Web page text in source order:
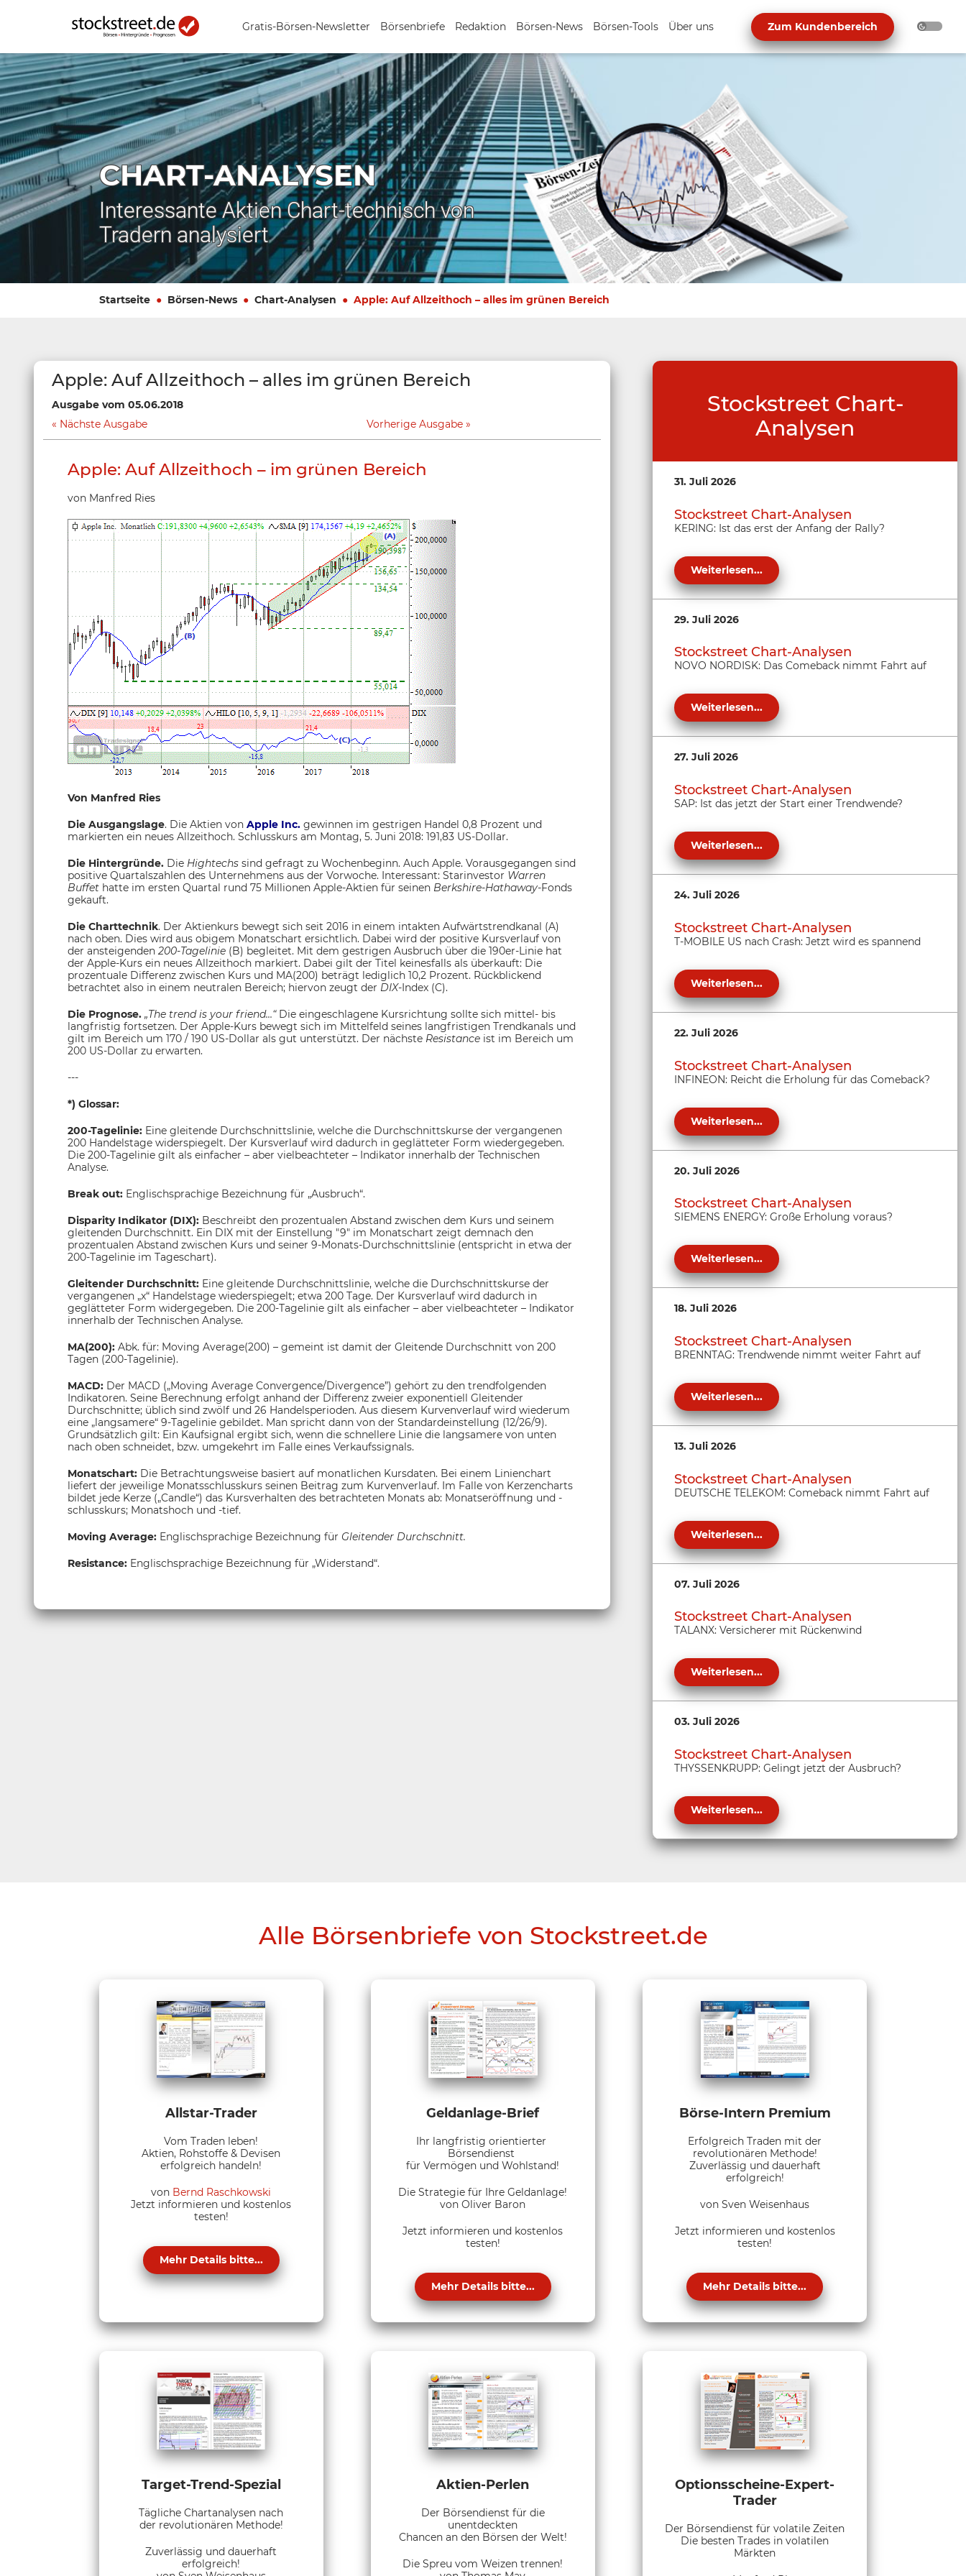
Gratis-Börsen-Newsletter Börsenbriefe Redaktion Börsen-News Börsen-Tools Über uns Zum Kundenbereich
CHART-ANALYSEN
Interessante Aktien Chart-technisch von
Tradern analysiert
Startseite Börsen-News Chart-Analysen Apple: Auf Allzeithoch – alles im grünen Bereich
Apple: Auf Allzeithoch – alles im grünen Bereich
Ausgabe vom 05.06.2018
Nächste Ausgabe
Vorherige Ausgabe
Apple: Auf Allzeithoch – im grünen Bereich
von Manfred Ries
Von Manfred Ries
Die Ausgangslage. Die Aktien von Apple Inc. gewinnen im gestrigen Handel 0,8 Prozent und
markierten ein neues Allzeithoch. Schlusskurs am Montag, 5. Juni 2018: 191,83 US-Dollar.
Die Hintergründe. Die Hightechs sind gefragt zu Wochenbeginn. Auch Apple. Vorausgegangen sind
positive Quartalszahlen des Unternehmens aus der Vorwoche. Interessant: Starinvestor Warren
Buffet hatte im ersten Quartal rund 75 Millionen Apple-Aktien für seinen Berkshire-Hathaway-Fonds
gekauft.
Die Charttechnik. Der Aktienkurs bewegt sich seit 2016 in einem intakten Aufwärtstrendkanal (A)
nach oben. Dies wird aus obigem Monatschart ersichtlich. Dabei wird der positive Kursverlauf von
der ansteigenden 200-Tagelinie (B) begleitet. Mit dem gestrigen Ausbruch über die 190er-Linie hat
der Apple-Kurs ein neues Allzeithoch markiert. Dabei gilt der Titel keinesfalls als überkauft: Die
prozentuale Differenz zwischen Kurs und MA(200) beträgt lediglich 10,2 Prozent. Rückblickend
betrachtet also in einem neutralen Bereich; hiervon zeugt der DIX-Index (C).
Die Prognose. „The trend is your friend…“ Die eingeschlagene Kursrichtung sollte sich mittel- bis
langfristig fortsetzen. Der Apple-Kurs bewegt sich im Mittelfeld seines langfristigen Trendkanals und
gilt im Bereich um 170 / 190 US-Dollar als gut unterstützt. Der nächste Resistance ist im Bereich um
200 US-Dollar zu erwarten.
---
*) Glossar:
200-Tagelinie: Eine gleitende Durchschnittslinie, welche die Durchschnittskurse der vergangenen
200 Handelstage widerspiegelt. Der Kursverlauf wird dadurch in geglätteter Form wiedergegeben.
Die 200-Tagelinie gilt als einfacher – aber vielbeachteter – Indikator innerhalb der Technischen
Analyse.
Break out: Englischsprachige Bezeichnung für „Ausbruch“.
Disparity Indikator (DIX): Beschreibt den prozentualen Abstand zwischen dem Kurs und seinem
gleitenden Durchschnitt. Ein DIX mit der Einstellung "9" im Monatschart zeigt demnach den
prozentualen Abstand zwischen Kurs und seiner 9-Monats-Durchschnittslinie (entspricht in etwa der
200-Tagelinie im Tageschart).
Gleitender Durchschnitt: Eine gleitende Durchschnittslinie, welche die Durchschnittskurse der
vergangenen „x“ Handelstage wiederspiegelt; etwa 200 Tage. Der Kursverlauf wird dadurch in
geglätteter Form widergegeben. Die 200-Tagelinie gilt als einfacher – aber vielbeachteter – Indikator
innerhalb der Technischen Analyse.
MA(200): Abk. für: Moving Average(200) – gemeint ist damit der Gleitende Durchschnitt von 200
Tagen (200-Tagelinie).
MACD: Der MACD („Moving Average Convergence/Divergence”) gehört zu den trendfolgenden
Indikatoren. Seine Berechnung erfolgt anhand der Differenz zweier exponentiell Gleitender
Durchschnitte; üblich sind zwölf und 26 Handelsperioden. Aus diesem Kurvenverlauf wird wiederum
eine „langsamere“ 9-Tagelinie gebildet. Man spricht dann von der Standardeinstellung (12/26/9).
Grundsätzlich gilt: Ein Kaufsignal ergibt sich, wenn die schnellere Linie die langsamere von unten
nach oben schneidet, bzw. umgekehrt im Falle eines Verkaufssignals.
Monatschart: Die Betrachtungsweise basiert auf monatlichen Kursdaten. Bei einem Linienchart
liefert der jeweilige Monatsschlusskurs seinen Beitrag zum Kurvenverlauf. Im Falle von Kerzencharts
bildet jede Kerze („Candle“) das Kursverhalten des betrachteten Monats ab: Monatseröffnung und -
schlusskurs; Monatshoch und -tief.
Moving Average: Englischsprachige Bezeichnung für Gleitender Durchschnitt.
Resistance: Englischsprachige Bezeichnung für „Widerstand“.
Stockstreet Chart-
Analysen
31. Juli 2026
Stockstreet Chart-Analysen
KERING: Ist das erst der Anfang der Rally?
Weiterlesen...
29. Juli 2026
Stockstreet Chart-Analysen
NOVO NORDISK: Das Comeback nimmt Fahrt auf
Weiterlesen...
27. Juli 2026
Stockstreet Chart-Analysen
SAP: Ist das jetzt der Start einer Trendwende?
Weiterlesen...
24. Juli 2026
Stockstreet Chart-Analysen
T-MOBILE US nach Crash: Jetzt wird es spannend
Weiterlesen...
22. Juli 2026
Stockstreet Chart-Analysen
INFINEON: Reicht die Erholung für das Comeback?
Weiterlesen...
20. Juli 2026
Stockstreet Chart-Analysen
SIEMENS ENERGY: Große Erholung voraus?
Weiterlesen...
18. Juli 2026
Stockstreet Chart-Analysen
BRENNTAG: Trendwende nimmt weiter Fahrt auf
Weiterlesen...
13. Juli 2026
Stockstreet Chart-Analysen
DEUTSCHE TELEKOM: Comeback nimmt Fahrt auf
Weiterlesen...
07. Juli 2026
Stockstreet Chart-Analysen
TALANX: Versicherer mit Rückenwind
Weiterlesen...
03. Juli 2026
Stockstreet Chart-Analysen
THYSSENKRUPP: Gelingt jetzt der Ausbruch?
Weiterlesen...
Alle Börsenbriefe von Stockstreet.de
Allstar-Trader
Vom Traden leben!
Aktien, Rohstoffe & Devisen
erfolgreich handeln!
von Bernd Raschkowski
Jetzt informieren und kostenlos
testen!
Mehr Details bitte...
Geldanlage-Brief
Ihr langfristig orientierter
Börsendienst
für Vermögen und Wohlstand!
Die Strategie für Ihre Geldanlage!
von Oliver Baron
Jetzt informieren und kostenlos
testen!
Mehr Details bitte...
Börse-Intern Premium
Erfolgreich Traden mit der
revolutionären Methode!
Zuverlässig und dauerhaft
erfolgreich!
von Sven Weisenhaus
Jetzt informieren und kostenlos
testen!
Mehr Details bitte...
Target-Trend-Spezial
Tägliche Chartanalysen nach
der revolutionären Methode!
Zuverlässig und dauerhaft
erfolgreich!
Aktien-Perlen
Der Börsendienst für die
unentdeckten
Chancen an den Börsen der Welt!
Die Spreu vom Weizen trennen!
Optionsscheine-Expert-
Trader
Der Börsendienst für volatile Zeiten
Die besten Trades in volatilen
Märkten